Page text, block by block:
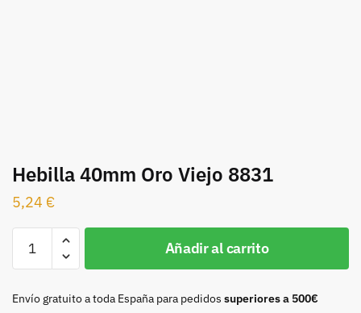
Hebilla 40mm Oro Viejo 8831
5,24 €
40mm
Viejo
Añadir al carrito
Envío gratuito a toda España para pedidos superiores a 500€